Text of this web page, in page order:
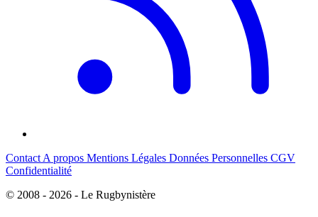
Contact A propos Mentions Légales Données Personnelles CGV
Confidentialité
© 2008 - 2026 - Le Rugbynistère